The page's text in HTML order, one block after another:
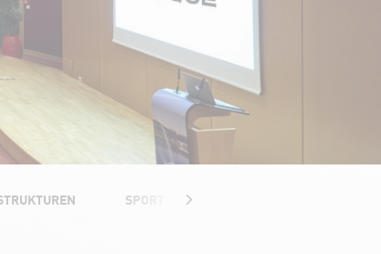
SPORT FÜR UNTERNEHMEN